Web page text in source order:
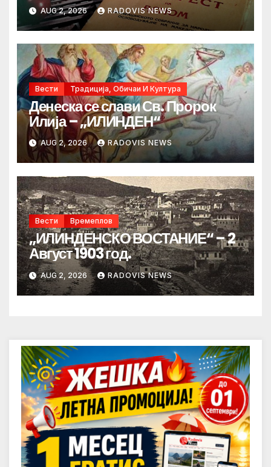
AUG 2, 2026 RADOVIS NEWS
Вести Традиција, Обичаи И Култура
Денеска се слави Св. Пророк
Илија – „ИЛИНДЕН“
AUG 2, 2026 RADOVIS NEWS
Вести Времеплов
„ИЛИНДЕНСКО ВОСТАНИЕ“ – 2
Август 1903 год.
AUG 2, 2026 RADOVIS NEWS